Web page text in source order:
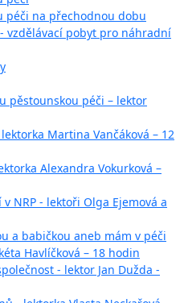
péči na přechodnou dobu
vzdělávací pobyt pro náhradní
pěstounskou péči – lektor
Martina Vančáková – 12
Alexandra Vokurková –
NRP - lektoři Olga Ejemová a
a babičkou aneb mám v péči
Havlíčková – 18 hodin
- lektor Jan Dužda -